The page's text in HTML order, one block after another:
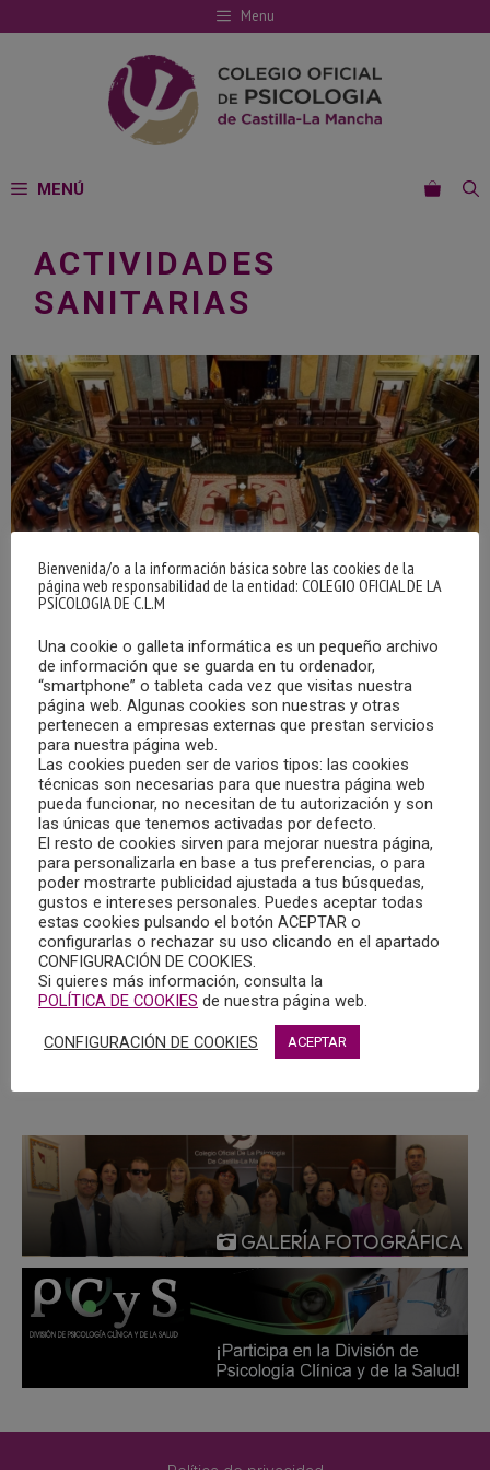
al
Menu
MENÚ
ACTIVIDADES
SANITARIAS
EL CONGRESO DE LOS DIPUTADOS DEBATIRÁ
UNA PROPOSICIÓN DE LEY RELATIVA A LA
PUBLICIDAD DE PRESTACIONES Y ACTIVIDADES
SANITARIAS
26/04/2022
Según informa diariofarma.com, El pleno del Congreso de
los Diputados acogerá el próximo martes el debate de la
proposición de ley relativa a la publicidad de prestaciones y
actividades sanitarias, en las que se recogen algunas de
las reclamaciones que han manifestado diversos colegios
profesionales ante lo que han calificado directamente de
publicidad engañosa.
MÁS
GALERÍA FOTOGRÁFICA
Bienvenida/o a la información básica sobre las cookies de la
página web responsabilidad de la entidad: COLEGIO OFICIAL DE LA
PSICOLOGIA DE C.L.M
Una cookie o galleta informática es un pequeño archivo
de información que se guarda en tu ordenador,
“smartphone” o tableta cada vez que visitas nuestra
página web. Algunas cookies son nuestras y otras
pertenecen a empresas externas que prestan servicios
para nuestra página web.
Las cookies pueden ser de varios tipos: las cookies
técnicas son necesarias para que nuestra página web
pueda funcionar, no necesitan de tu autorización y son
las únicas que tenemos activadas por defecto.
El resto de cookies sirven para mejorar nuestra página,
para personalizarla en base a tus preferencias, o para
poder mostrarte publicidad ajustada a tus búsquedas,
gustos e intereses personales. Puedes aceptar todas
estas cookies pulsando el botón ACEPTAR o
configurarlas o rechazar su uso clicando en el apartado
CONFIGURACIÓN DE COOKIES.
Si quieres más información, consulta la
POLÍTICA DE COOKIES de nuestra página web.
CONFIGURACIÓN DE COOKIES ACEPTAR